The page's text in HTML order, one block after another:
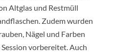
Altglas und Restmüll
Zudem wurden
Nägel und Farben
vorbereitet. Auch